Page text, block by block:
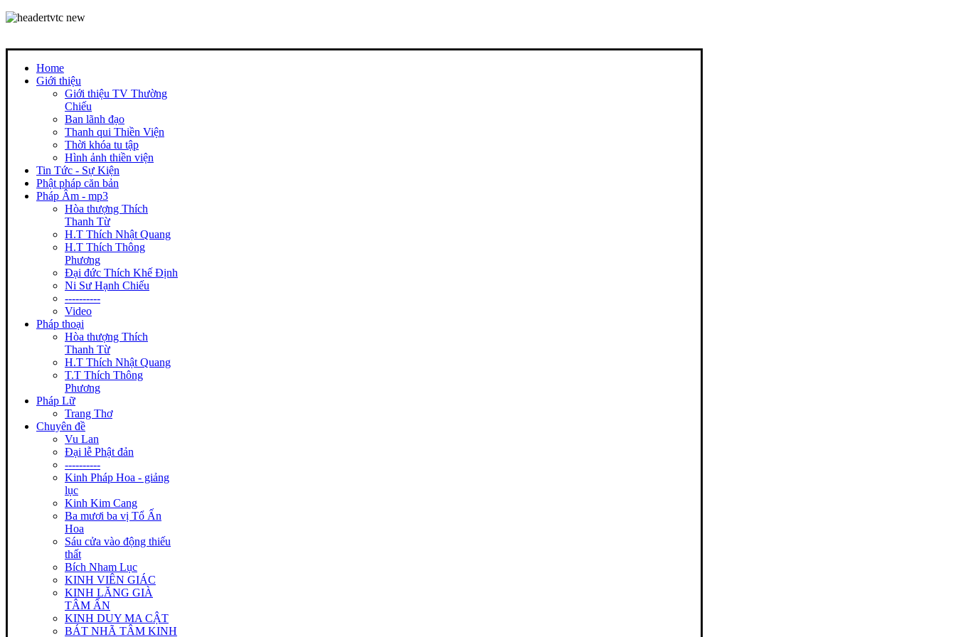
Home
Giới thiệu
Giới thiệu TV Thường
Chiếu
Ban lãnh đạo
Thanh qui Thiền Viện
Thời khóa tu tập
Hình ảnh thiền viện
Tin Tức - Sự Kiện
Phật pháp căn bản
Pháp Âm - mp3
Hòa thượng Thích
Thanh Từ
H.T Thích Nhật Quang
H.T Thích Thông
Phương
Đại đức Thích Khế Định
Ni Sư Hạnh Chiếu
----------
Video
Pháp thoại
Hòa thượng Thích
Thanh Từ
H.T Thích Nhật Quang
T.T Thích Thông
Phương
Pháp Lữ
Trang Thơ
Chuyên đề
Vu Lan
Đại lễ Phật đản
----------
Kinh Pháp Hoa - giảng
lục
Kinh Kim Cang
Ba mươi ba vị Tổ Ấn
Hoa
Sáu cửa vào động thiếu
thất
Bích Nham Lục
KINH VIÊN GIÁC
KINH LĂNG GIÀ
TÂM ẤN
KINH DUY MA CẬT
BÁT NHÃ TÂM KINH